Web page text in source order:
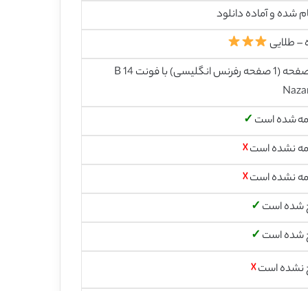
شده و آماده دانلود
– طلایی
15 صفحه (1 صفحه رفرنس انگلیسی) با فونت 14 B
شده است ✓
نشده است☓
نشده است☓
شده است ✓
شده است ✓
نشده است☓